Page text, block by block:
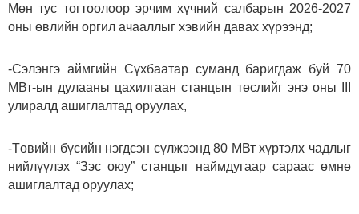
Мөн тус тогтоолоор эрчим хүчний салбарын 2026-2027
оны өвлийн оргил ачааллыг хэвийн давах хүрээнд;
-Сэлэнгэ аймгийн Сүхбаатар суманд баригдаж буй 70
МВт-ын дулааны цахилгаан станцын төслийг энэ оны III
улиралд ашиглалтад оруулах,
-Төвийн бүсийн нэгдсэн сүлжээнд 80 МВт хүртэлх чадлыг
нийлүүлэх “Зэс оюу” станцыг наймдугаар сараас өмнө
ашиглалтад оруулах;